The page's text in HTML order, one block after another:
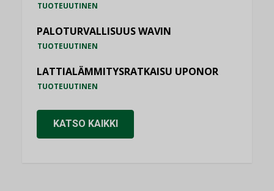
TUOTEUUTINEN
PALOTURVALLISUUS WAVIN
TUOTEUUTINEN
LATTIALÄMMITYSRATKAISU UPONOR
TUOTEUUTINEN
KATSO KAIKKI